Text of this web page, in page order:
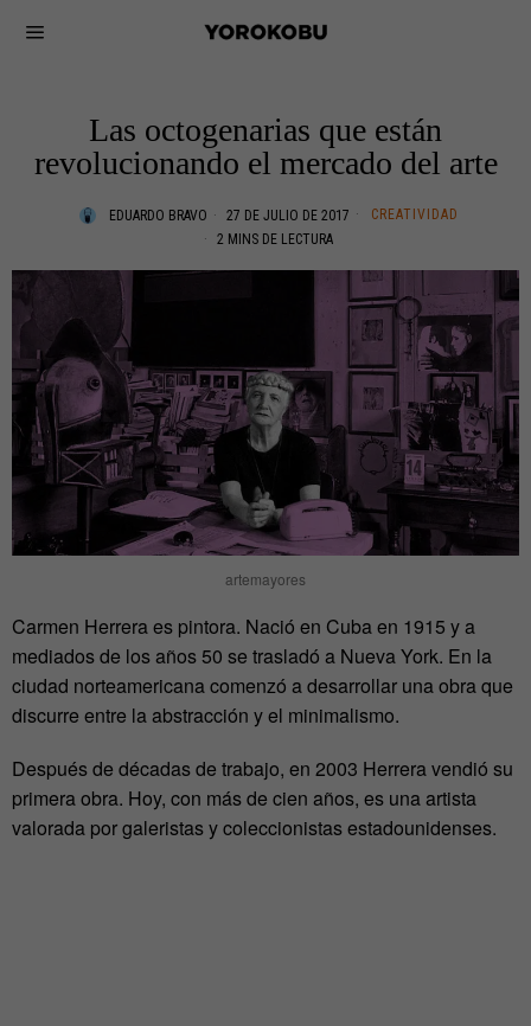
Las octogenarias que están
revolucionando el mercado del arte
EDUARDO BRAVO 27 DE JULIO DE 2017
CREATIVIDAD
2 MINS DE LECTURA
artemayores
Carmen Herrera es pintora. Nació en Cuba en 1915 y a
mediados de los años 50 se trasladó a Nueva York. En la
ciudad norteamericana comenzó a desarrollar una obra que
discurre entre la abstracción y el minimalismo.
Después de décadas de trabajo, en 2003 Herrera vendió su
primera obra. Hoy, con más de cien años, es una artista
valorada por galeristas y coleccionistas estadounidenses.